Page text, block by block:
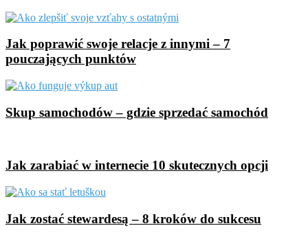
Jak poprawić swoje relacje z innymi – 7
pouczających punktów
Skup samochodów – gdzie sprzedać samochód
Jak zarabiać w internecie 10 skutecznych opcji
Jak zostać stewardesą – 8 kroków do sukcesu